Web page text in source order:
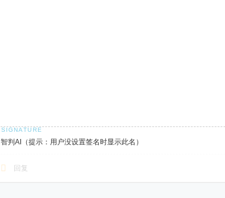
智判AI（提示：用户没设置签名时显示此名）
回复